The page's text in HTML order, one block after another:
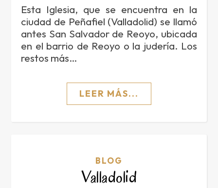
Esta Iglesia, que se encuentra en la
ciudad de Peñafiel (Valladolid) se llamó
antes San Salvador de Reoyo, ubicada
en el barrio de Reoyo o la judería. Los
restos más…
LEER MÁS...
BLOG
Valladolid